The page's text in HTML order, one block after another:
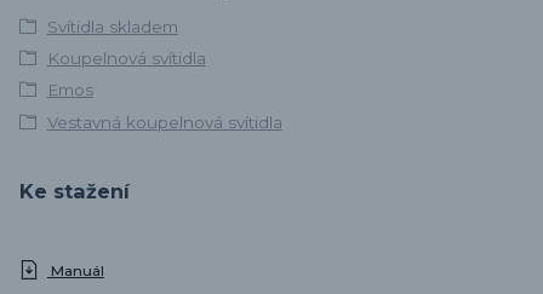
Svítidla skladem
Koupelnová svítidla
Emos
Vestavná koupelnová svítidla
Ke stažení
Manuál